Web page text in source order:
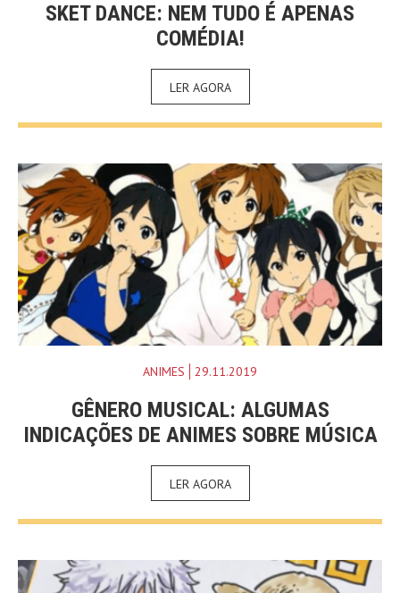
SKET DANCE: NEM TUDO É APENAS
COMÉDIA!
LER AGORA
ANIMES 29.11.2019
GÊNERO MUSICAL: ALGUMAS
INDICAÇÕES DE ANIMES SOBRE MÚSICA
LER AGORA